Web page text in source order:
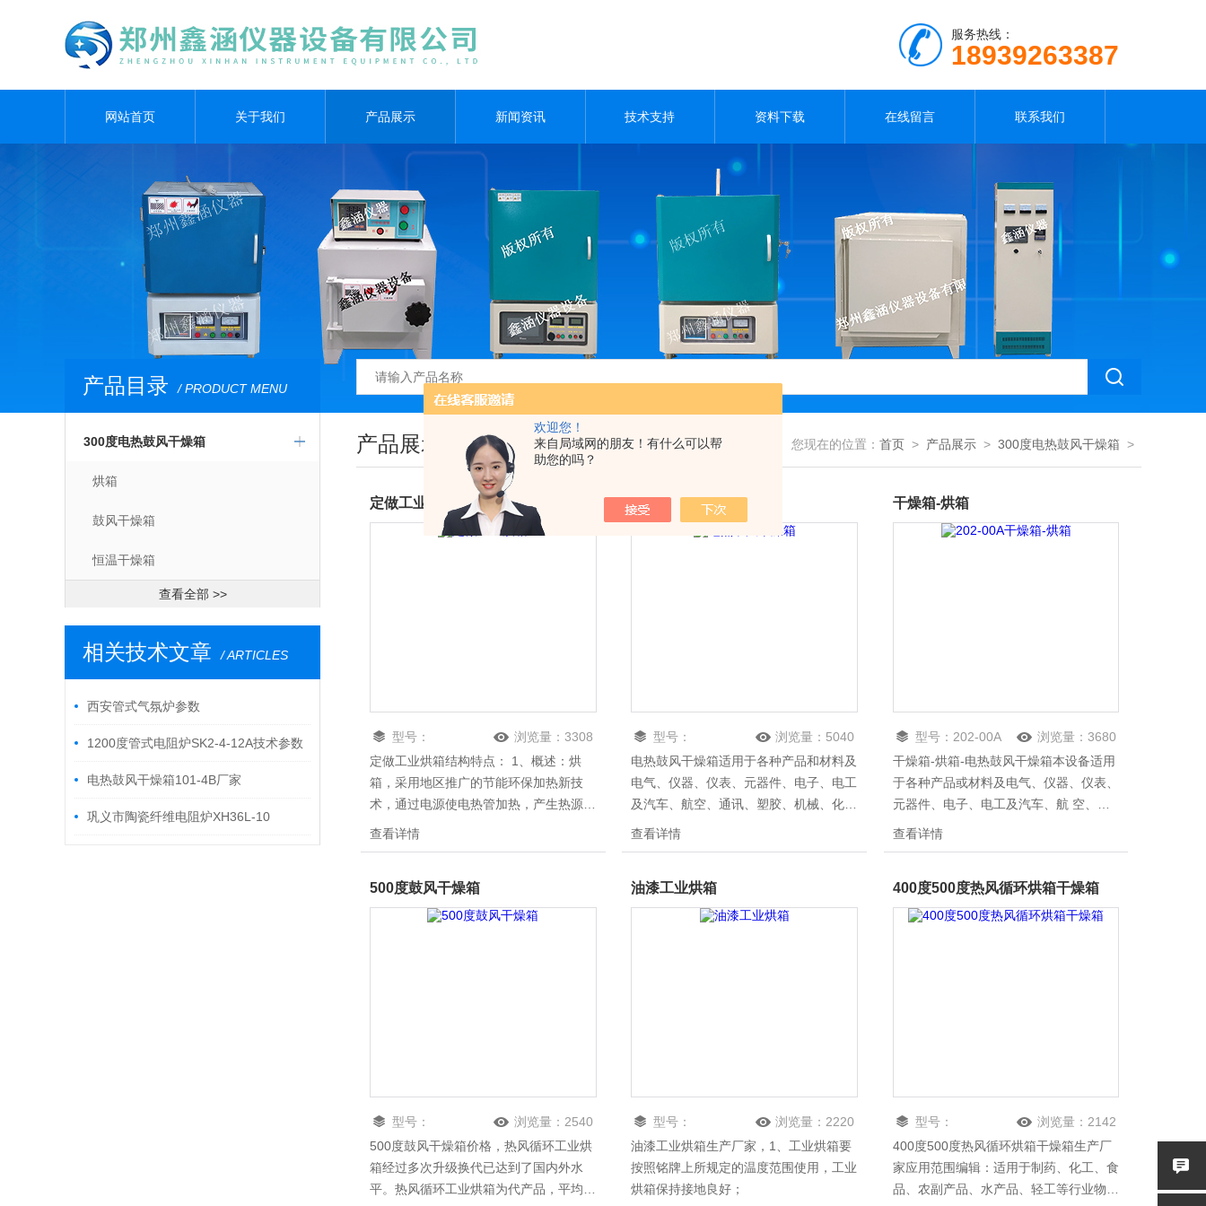
欢迎您！
来自局域网的朋友！有什么可以帮
助您的吗？
服务热线：
18939263387
网站首页 关于我们 产品展示 新闻资讯 技术支持 资料下载 在线留言 联系我们
产品目录 / PRODUCT MENU
300度电热鼓风干燥箱
烘箱
鼓风干燥箱
恒温干燥箱
查看全部 >>
相关技术文章 / ARTICLES
西安管式气氛炉参数
1200度管式电阻炉SK2-4-12A技术参数
及简介
电热鼓风干燥箱101-4B厂家
巩义市陶瓷纤维电阻炉XH36L-10
产品展示 您现在的位置： 首页 > 产品展示 > 300度电热鼓风干燥箱 >
定做工业烘箱
型号： 浏览量：3308
定做工业烘箱结构特点： 1、概述：烘
箱，采用地区推广的节能环保加热新技
术，通过电源使电热管加热，产生热源，
当它被加热物体吸收时可直接转变为热
查看详情
电热鼓风干燥箱
型号： 浏览量： 5040
电热鼓风干燥箱适用于各种产品和材料及
电气、仪器、仪表、元器件、电子、电工
及汽车、航空、通讯、塑胶、机械、化
工、食品、五金工具的干燥和恒温试验。
查看详情
干燥箱-烘箱
型号： 202-00A 浏览量： 3680
干燥箱-烘箱-电热鼓风干燥箱本设备适用
于各种产品或材料及电气、仪器、仪表、
元器件、电子、电工及汽车、航 空、通
讯、塑胶、机械、化工、食品、化学品、
查看详情
500度鼓风干燥箱
型号： 浏览量： 2540
500度鼓风干燥箱价格，热风循环工业烘
箱经过多次升级换代已达到了国内外水
平。热风循环工业烘箱为代产品，平均热
油漆工业烘箱
型号： 浏览量： 2220
油漆工业烘箱生产厂家，1、工业烘箱要
按照铭牌上所规定的温度范围使用，工业
烘箱保持接地良好；
400度500度热风循环烘箱干燥箱
型号： 浏览量： 2142
400度500度热风循环烘箱干燥箱生产厂
家应用范围编辑：适用于制药、化工、食
品、农副产品、水产品、轻工等行业物料